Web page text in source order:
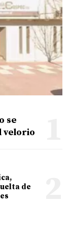
se
velorio
de